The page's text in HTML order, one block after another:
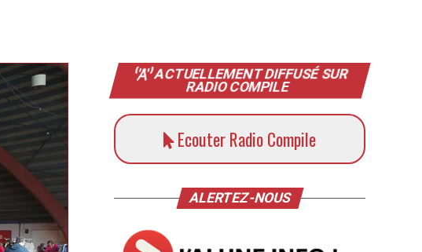
ACTUELLEMENT DIFFUSÉ SUR
RADIO COMPILE
Ecouter Radio Compile
ALERTEZ-NOUS